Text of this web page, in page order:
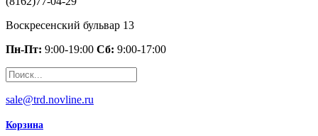
Воскресенский бульвар 13
Пн-Пт: 9:00-19:00 Сб: 9:00-17:00
sale@trd.novline.ru
Корзина